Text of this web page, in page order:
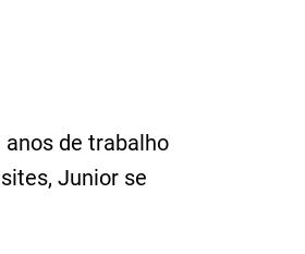
de trabalho
Junior se